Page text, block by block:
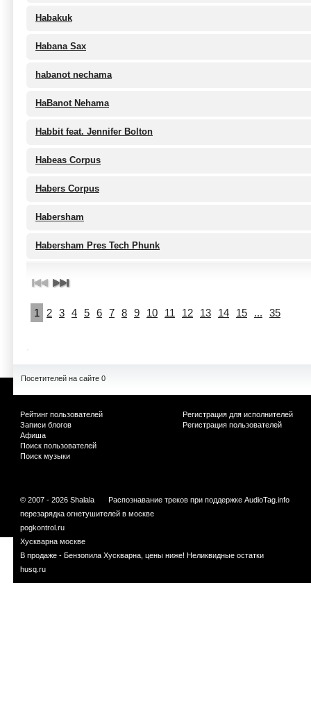
Habakuk
Habana Sax
habanot nechama
HaBanot Nehama
Habbit feat. Jennifer Bolton
Habeas Corpus
Habers Corpus
Habersham
Habersham Pres Tech Phunk
1 2 3 4 5 6 7 8 9 10 11 12 13 14 15 ... 35
Посетителей на сайте 0
Рейтинг пользователей
Записи блогов
Афиша
Поиск пользователей
Поиск музыки
Регистрация для исполнителей
Регистрация пользователей
© 2007 - 2026 Shalala Распознавание треков при поддержке AudioTag.info
перезарядка огнетушителей в москве
pogkontrol.ru
Хускварна москве
В продаже - Бензопила Хускварна, цены ниже! Неликвидные остатки
husq.ru